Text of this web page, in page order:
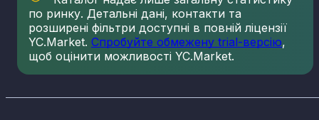
по ринку. Детальні дані, контакти та
розширені фільтри доступні в повній ліцензії
YC.Market. Спробуйте обмежену trial-версію,
щоб оцінити можливості YC.Market.